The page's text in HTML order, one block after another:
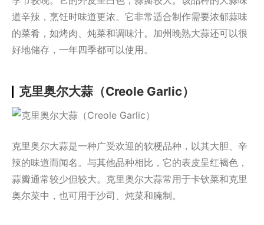
道辛辣，烹饪时味道更浓。它非常适合制作需要浓郁蒜味
的菜肴，如烤肉、炖菜和调味汁。加州晚熟大蒜还可以很
好地储存，一年四季都可以使用。
克里奥尔大蒜（Creole Garlic）
克里奥尔大蒜是一种广受欢迎的软梗品种，以其大胆、辛
辣的味道而闻名。与其他品种相比，它的表皮呈红褐色，
蒜瓣通常较少但较大。克里奥尔大蒜常用于卡钦菜和克里
奥尔菜中，也可用于沙司、炖菜和腌制。